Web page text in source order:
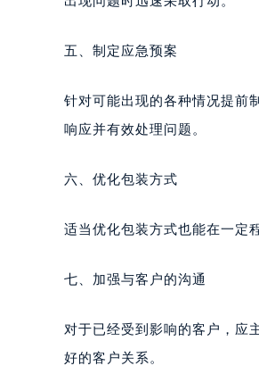
五、制定应急预案
针对可能出现的各种情况提前
响应并有效处理问题。
六、优化包装方式
适当优化包装方式也能在一定
七、加强与客户的沟通
对于已经受到影响的客户，应
好的客户关系。